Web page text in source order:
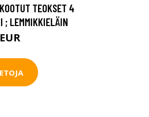
TEOKSET 4
; LEMMIKKIELÄIN